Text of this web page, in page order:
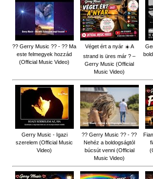
?? Gerry Music ?? - ?? Ma
este felmegyek hozzád
(Official Music Video)
Véget ért a nyár ☀️ A
strand is üres már ? –
Gerry Music (Official
Music Video)
Gerry Music - Igazi
szerelem (Official Music
Video)
?? Gerry Music ?? - ??
Nehéz a boldogságtól
búcsút venni (Official
Music Video)